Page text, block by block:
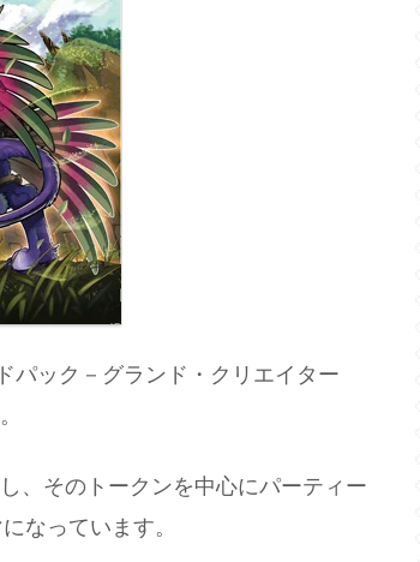
パック－グランド・クリエイター
、そのトークンを中心にパーティー
なっています。